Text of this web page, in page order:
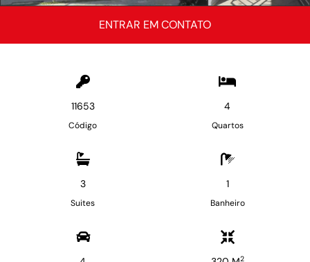
ENTRAR EM CONTATO
11653
Código
4
Quartos
3
Suites
1
Banheiro
2